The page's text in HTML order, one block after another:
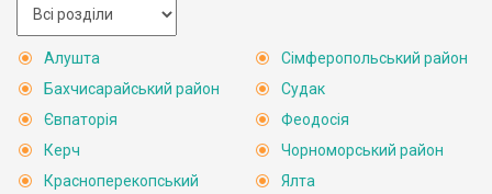
Алушта
Бахчисарайський район
Євпаторія
Керч
Красноперекопський
Сімферопольський район
Судак
Феодосія
Чорноморський район
Ялта